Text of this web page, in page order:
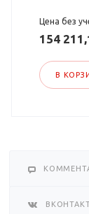
Цена без
154
В